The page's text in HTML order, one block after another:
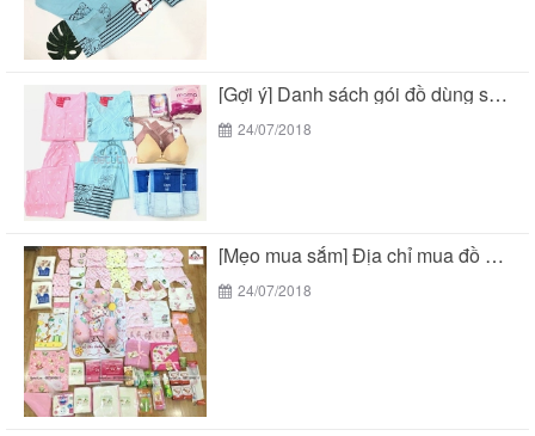
[Gợi ý] Danh sách gói đồ dùng sau sinh...
24/07/2018
[Mẹo mua sắm] Địa chỉ mua đồ sơ sinh...
24/07/2018